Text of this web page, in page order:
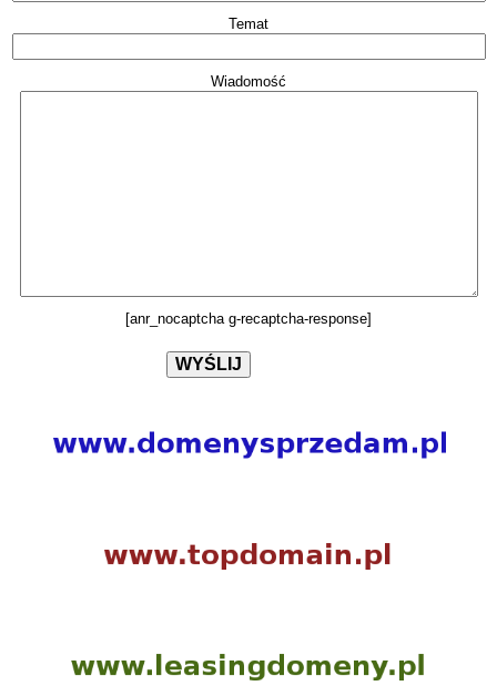
Temat
Wiadomość
[anr_nocaptcha g-recaptcha-response]